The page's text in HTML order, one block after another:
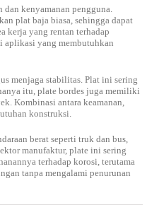
kenyamanan pengguna.
plat baja biasa, sehingga dapat
kerja yang rentan terhadap
aplikasi yang membutuhkan
menjaga stabilitas. Plat ini sering
itu, plate bordes juga memiliki
Kombinasi antara keamanan,
konstruksi.
berat seperti truk dan bus,
manufaktur, plate ini sering
terhadap korosi, terutama
tanpa mengalami penurunan